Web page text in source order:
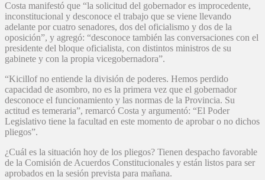
Costa manifestó que “la solicitud del gobernador es improcedente,
inconstitucional y desconoce el trabajo que se viene llevando
adelante por cuatro senadores, dos del oficialismo y dos de la
oposición”, y agregó: “desconoce también las conversaciones con el
presidente del bloque oficialista, con distintos ministros de su
gabinete y con la propia vicegobernadora”.
“Kicillof no entiende la división de poderes. Hemos perdido
capacidad de asombro, no es la primera vez que el gobernador
desconoce el funcionamiento y las normas de la Provincia. Su
actitud es temeraria”, remarcó Costa y argumentó: “El Poder
Legislativo tiene la facultad en este momento de aprobar o no dichos
pliegos”.
¿Cuál es la situación hoy de los pliegos? Tienen despacho favorable
de la Comisión de Acuerdos Constitucionales y están listos para ser
aprobados en la sesión prevista para mañana.